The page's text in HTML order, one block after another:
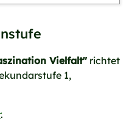
Vielfalt"richtet
1,
.